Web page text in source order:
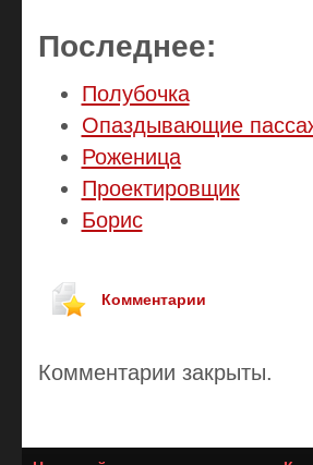
Последнее:
Полубочка
Опаздывающие
Роженица
Проектировщик
Борис
Комментарии
Комментарии закрыты.